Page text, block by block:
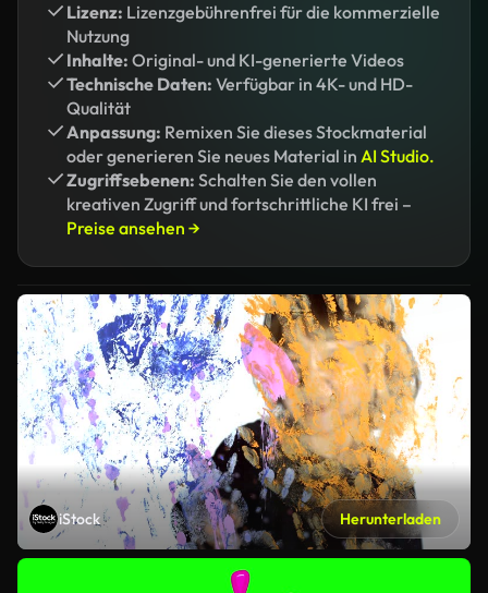
Lizenz: Lizenzgebührenfrei für die kommerzielle
Nutzung
Inhalte: Original- und KI-generierte Videos
Technische Daten: Verfügbar in 4K- und HD-
Qualität
Anpassung: Remixen Sie dieses Stockmaterial
oder generieren Sie neues Material in AI Studio.
Zugriffsebenen: Schalten Sie den vollen
kreativen Zugriff und fortschrittliche KI frei –
Preise ansehen →
iStock Herunterladen